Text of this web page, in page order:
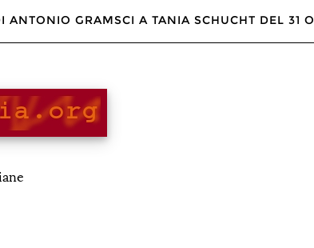
ANTONIO GRAMSCI A TANIA SCHUCHT DEL 31